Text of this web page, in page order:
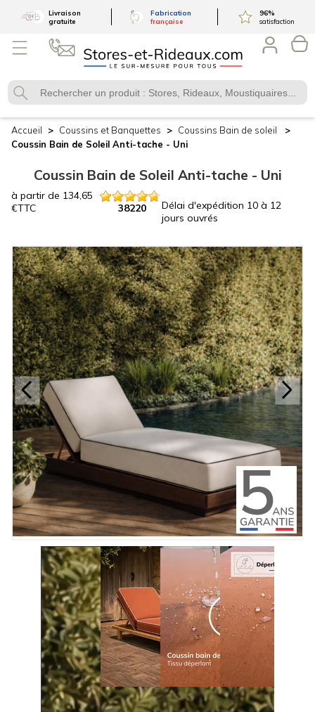
Livraison
gratuite
Fabrication
française
96%
satisfaction
Accueil Coussins et Banquettes Coussins Bain de soleil
Coussin Bain de Soleil Anti-tache - Uni
Coussin Bain de Soleil Anti-tache - Uni
à partir de 134,65
€TTC 38220 Délai d'expédition 10 à 12
jours ouvrés